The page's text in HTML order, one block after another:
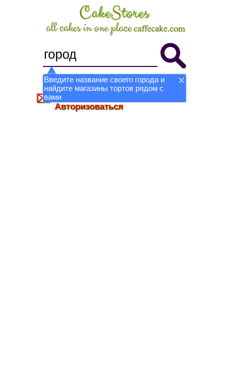
Введите название своего города и
найдите магазины тортов рядом с
вамиСтать магазином
Авторизоваться